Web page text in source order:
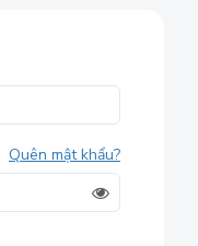
Quên mật khẩu?